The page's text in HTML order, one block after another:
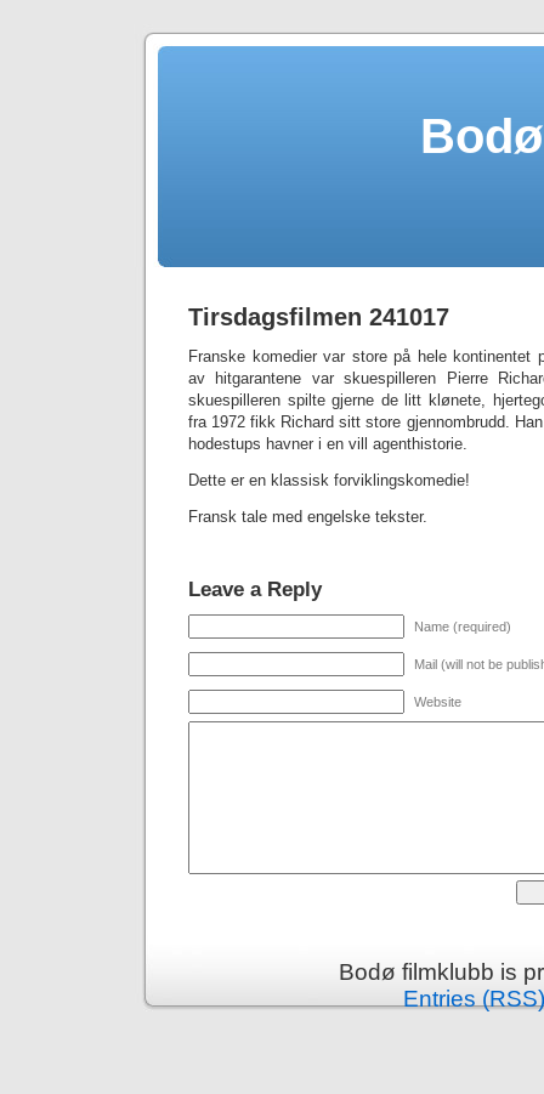
Tirsdagsfilmen 241017
Franske komedier var store på hele kontinentet
av hitgarantene var skuespilleren Pierre
skuespilleren spilte gjerne de litt klønete,
fra 1972 fikk Richard sitt store gjennombrudd.
hodestups havner i en vill agenthistorie.
Dette er en klassisk forviklingskomedie!
Fransk tale med engelske tekster.
Leave a Reply
Name (required)
Mail (will not be
Website
Bodø filmklubb is
Entries (RSS)